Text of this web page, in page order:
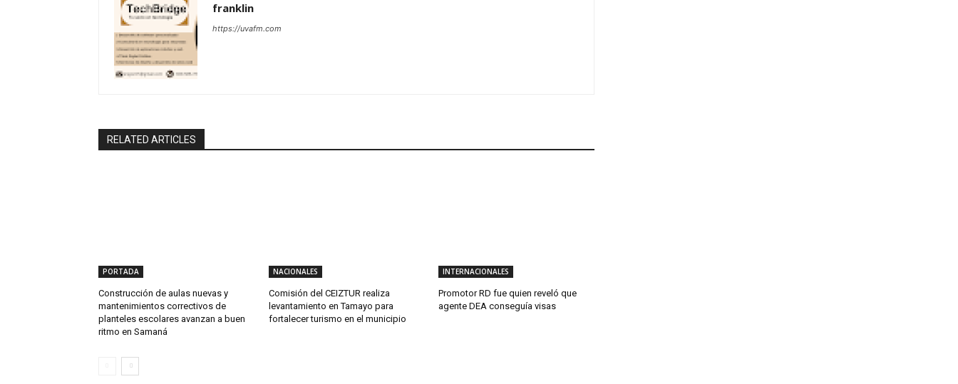
franklin
https://uvafm.com
RELATED ARTICLES
PORTADA
Construcción de aulas nuevas y
mantenimientos correctivos de
planteles escolares avanzan a buen
ritmo en Samaná
NACIONALES
Comisión del CEIZTUR realiza
levantamiento en Tamayo para
fortalecer turismo en el municipio
INTERNACIONALES
Promotor RD fue quien reveló que
agente DEA conseguía visas